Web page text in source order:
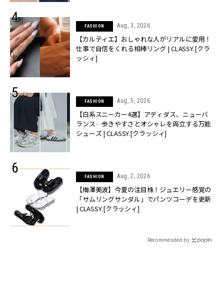
FASHION Aug, 3, 2026
【カルティエ】おしゃれな人がリアルに愛用！
仕事で自信をくれる相棒リング | CLASSY.[クラ
ッシィ]
FASHION Aug, 5, 2026
【白系スニーカー4選】アディダス、ニューバ
ランス…歩きやすさとオシャレを両立する万能
シューズ | CLASSY.[クラッシィ]
FASHION Aug, 2, 2026
【梅澤美波】今夏の注目株！ジュエリー感覚の
「サムリングサンダル」でパンツコーデを更新
| CLASSY.[クラッシィ]
Recommended by